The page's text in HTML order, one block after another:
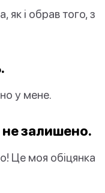
як і обрав того, з
у мене.
залишено.
Це моя обіцянка